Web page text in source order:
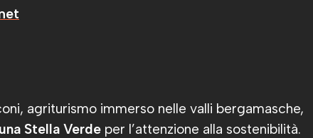
agriturismo immerso nelle valli bergamasche,
una Stella Verde per l’attenzione alla sostenibilità.